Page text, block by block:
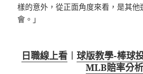
樣的意外，從正面角度來看，是其他
會。」
日職線上看 ︱ 球版教學-棒球
MLB賠率分析